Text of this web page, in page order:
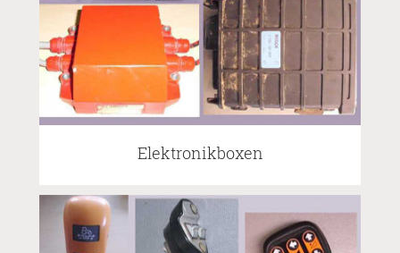
Elektronikboxen